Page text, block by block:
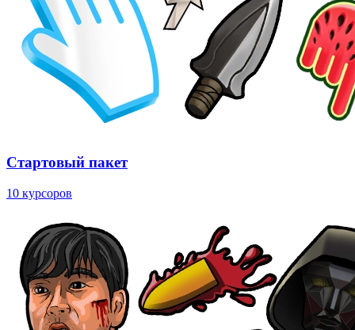
Стартовый пакет
10 курсоров